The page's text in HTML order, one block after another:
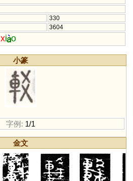
330
3604
xi o
小篆
字例: 1/1
金文